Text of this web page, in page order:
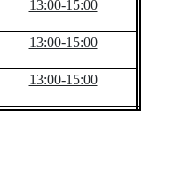
13:00-15:00
13:00-15:00
13:00-15:00